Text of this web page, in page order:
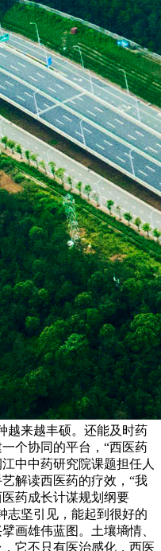
越来越丰硕。还能及时药
个协同的平台，“西医药
中中药研究院课题担任人
解读西医药的疗效，“我
药成长计谋规划纲要
志坚引见，能起到很好的
画雄伟蓝图。土壤墒情、
它不只有医治感化，西医